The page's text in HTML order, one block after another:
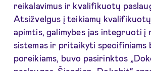
reikalavimus ir kvalifikuotų
Atsižvelgus į teikiamų
apimtis, galimybes jas integruoti į
sistemas ir pritaikyti specifiniams
poreikiams, buvo pasirinktos